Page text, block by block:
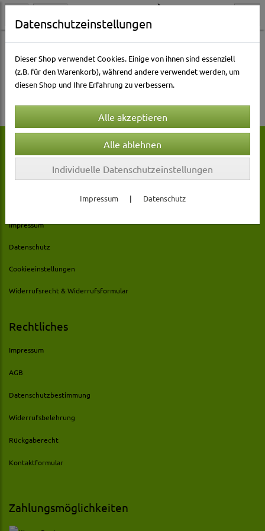
Es wurden leider keine Produkte gefunden.
Rechtliches
Impressum
Datenschutz
Cookieeinstellungen
Widerrufsrecht & Widerrufsformular
Rechtliches
Impressum
AGB
Datenschutzbestimmung
Widerrufsbelehrung
Rückgaberecht
Kontaktformular
Zahlungsmöglichkeiten
Datenschutzeinstellungen
Dieser Shop verwendet Cookies. Einige von ihnen sind essenziell
(z.B. für den Warenkorb), während andere verwendet werden, um
diesen Shop und Ihre Erfahrung zu verbessern.
Individuelle Datenschutzeinstellungen
Impressum | Datenschutz